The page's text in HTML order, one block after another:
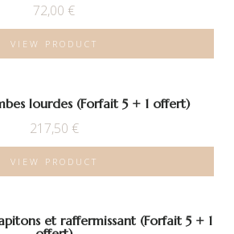
72,00 €
VIEW PRODUCT
lourdes (Forfait 5 + 1 offert)
217,50 €
VIEW PRODUCT
et raffermissant (Forfait 5 + 1